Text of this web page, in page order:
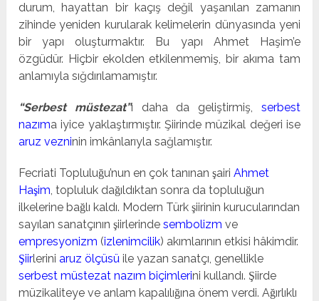
durum, hayattan bir kaçış değil yaşanılan zamanın
zihinde yeniden kurularak kelimelerin dünyasında yeni
bir yapı oluşturmaktır. Bu yapı Ahmet Haşim’e
özgüdür. Hiçbir ekolden etkilenmemiş, bir akıma tam
anlamıyla sığdırılamamıştır.
“Serbest müstezat”ı daha da geliştirmiş, serbest
nazıma iyice yaklaştırmıştır. Şiirinde müzikal değeri ise
aruz vezninin imkânlarıyla sağlamıştır.
Fecriati Topluluğu’nun en çok tanınan şairiAhmet
Haşim, topluluk dağıldıktan sonra da topluluğun
ilkelerine bağlı kaldı. Modern Türk şiirinin kurucularından
sayılan sanatçının şiirlerindesembolizm ve
empresyonizm (izlenimcilik) akımlarının etkisi hâkimdir.
Şiirleriniaruz ölçüsü ile yazan sanatçı, genellikle
serbest müstezat nazım biçimlerini kullandı. Şiirde
müzikaliteye ve anlam kapalılığına önem verdi. Ağırlıklı